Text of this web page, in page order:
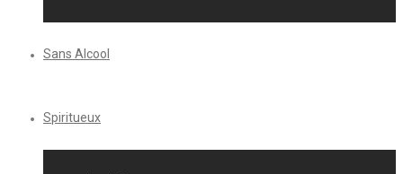
Sans Alcool
Spiritueux